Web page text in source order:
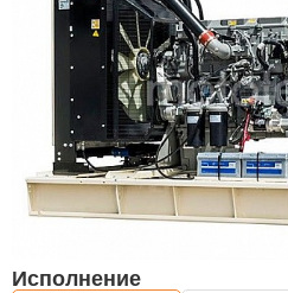
Исполнение